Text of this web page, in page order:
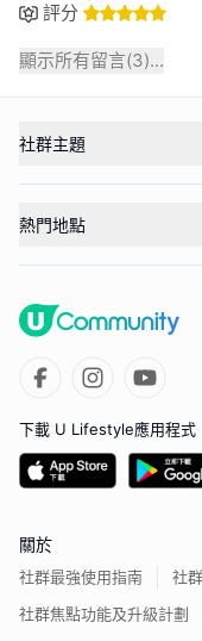
評分
顯示所有留言(3)...
社群主題
熱門地點
下載 U Lifestyle應用程式
關於
社群最強使用指南
社
社群焦點功能及升級計劃